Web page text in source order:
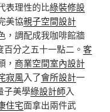
表理性的比綠裝修設
美協親子空間設計
，調配成我咖啡館牆
百分之五十一點二。 客
， 商業空間室內設計
寂風入了會所設計一
子美學綠設計師入
住宅面拿出兩件武